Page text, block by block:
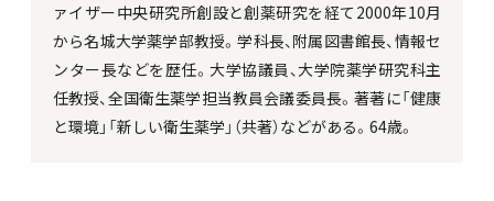
ァイザー中央研究所創設と創薬研究を経て2000年10月
から名城大学薬学部教授。学科長、附属図書館長、情報セ
ンター長などを歴任。大学協議員、大学院薬学研究科主
任教授、全国衛生薬学担当教員会議委員長。著著に「健康
と環境」「新しい衛生薬学」（共著）などがある。64歳。